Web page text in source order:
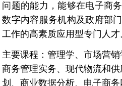
问题的能力，能够在电子商
数字内容服务机构及政府部
工作的高素质应用型专门人才
主要课程：管理学、市场营
商务管理实务、现代物流和
划、商业数据分析、电子商